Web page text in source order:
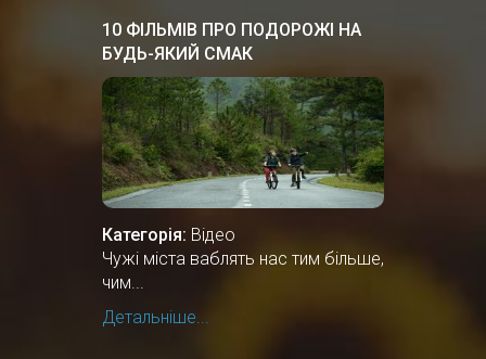
10 ФІЛЬМІВ ПРО ПОДОРОЖІ НА
БУДЬ-ЯКИЙ СМАК
Категорія: Відео
Чужі міста ваблять нас тим більше,
чим...
Детальніше...